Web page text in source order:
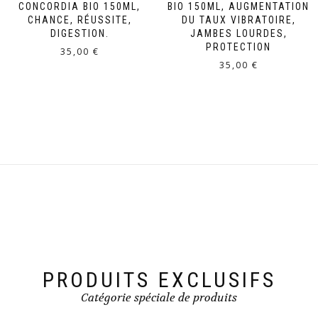
CONCORDIA BIO 150ML,
CHANCE, RÉUSSITE,
DIGESTION.
35,00 €
BIO 150ML, AUGMENTATION
DU TAUX VIBRATOIRE,
JAMBES LOURDES,
PROTECTION
35,00 €
PRODUITS EXCLUSIFS
Catégorie spéciale de produits